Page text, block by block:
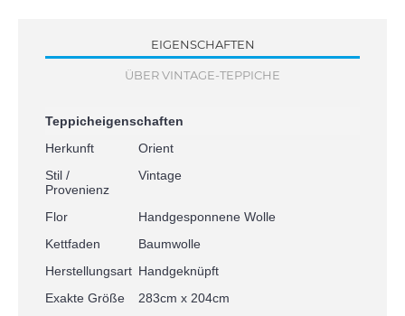
EIGENSCHAFTEN
ÜBER VINTAGE-TEPPICHE
Teppicheigenschaften
Herkunft
Orient
Stil /
Provenienz
Vintage
Flor
Handgesponnene Wolle
Kettfaden
Baumwolle
Herstellungsart Handgeknüpft
Exakte Größe
283cm x 204cm